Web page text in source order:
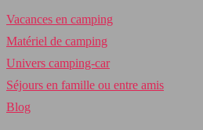
Vacances en camping
Matériel de camping
Univers camping-car
Séjours en famille ou entre amis
Blog